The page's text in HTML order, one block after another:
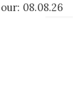
08.08.26